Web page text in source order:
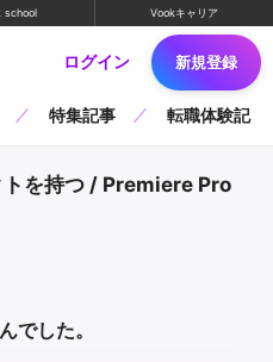
school Vookキャリア
ログイン 新規登録
特集記事 転職体験記
トを持つ / Premiere Pro
でした。